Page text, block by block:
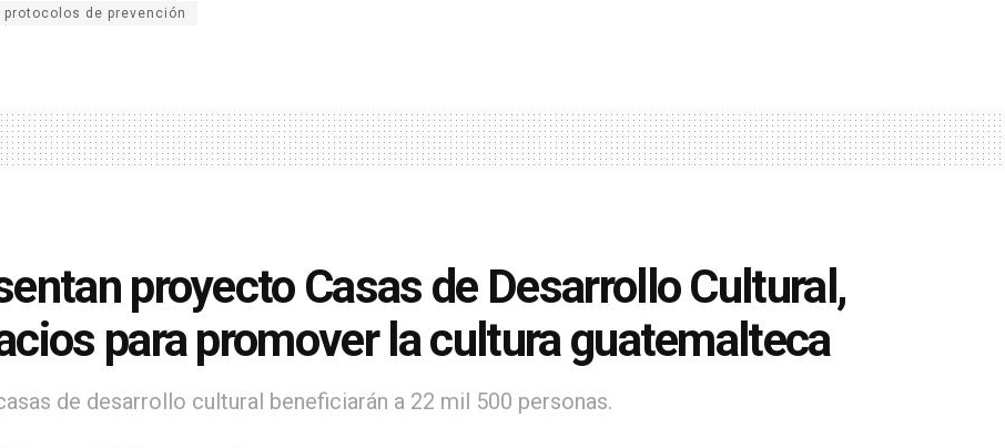
protocolos de prevención
proyecto Casas de Desarrollo Cultural,
para promover la cultura guatemalteca
de desarrollo cultural beneficiarán a 22 mil 500 personas.